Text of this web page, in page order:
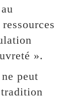
».
peut